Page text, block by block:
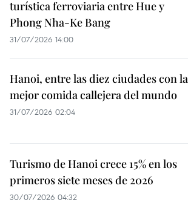
turística ferroviaria entre Hue y
Phong Nha-Ke Bang
31/07/2026 14:00
Hanoi, entre las diez ciudades con la
mejor comida callejera del mundo
31/07/2026 02:04
Turismo de Hanoi crece 15% en los
primeros siete meses de 2026
30/07/2026 04:32